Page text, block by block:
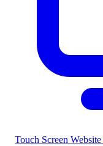
Touch Screen Website